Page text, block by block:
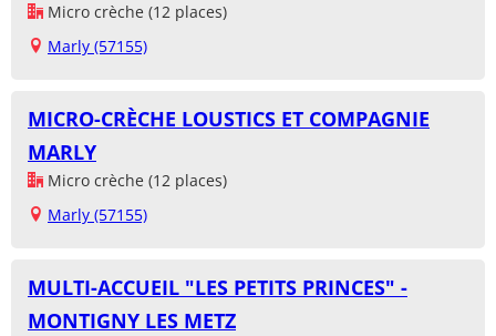
Micro crèche (12 places)
Marly (57155)
MICRO-CRÈCHE LOUSTICS ET COMPAGNIE
MARLY
Micro crèche (12 places)
Marly (57155)
MULTI-ACCUEIL "LES PETITS PRINCES" -
MONTIGNY LES METZ